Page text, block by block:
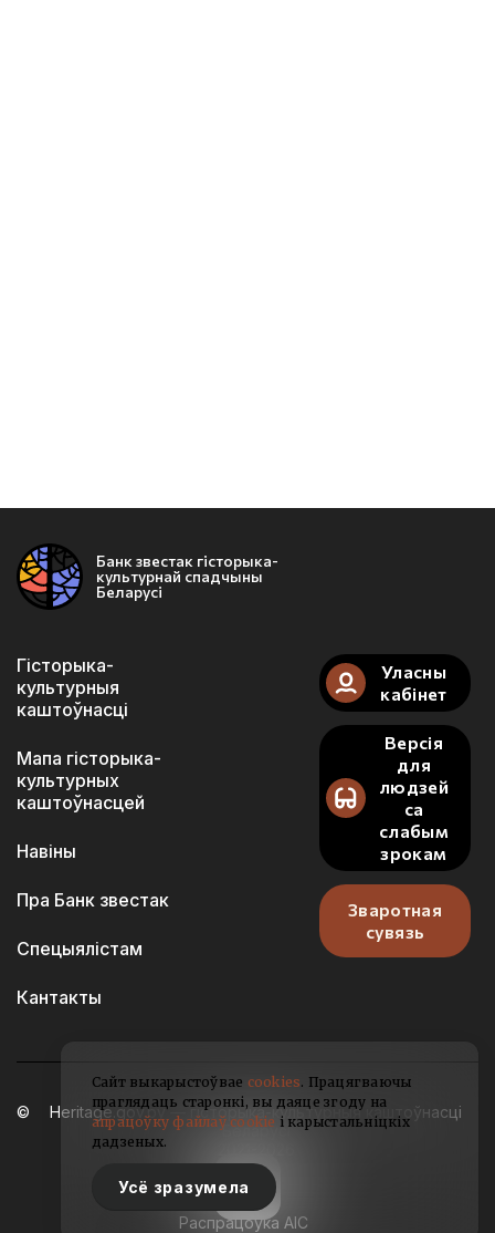
Банк звестак гісторыка-
культурнай спадчыны
Беларусі
Гісторыка-
культурныя
каштоўнасці
Мапа гісторыка-
культурных
каштоўнасцей
Навіны
Пра Банк звестак
Спецыялістам
Кантакты
Уласны
кабінет
Версія
для
людзей
са
слабым
зрокам
Зваротная
сувязь
Heritage.gov.by — гісторыка-культурныя каштоўнасці
Беларусі
Распрацоўка АІС
Сайт выкарыстоўвае cookies. Працягваючы
праглядаць старонкі, вы даяце згоду на
апрацоўку файлаў cookie і карыстальніцкіх
дадзеных.
Усё зразумела